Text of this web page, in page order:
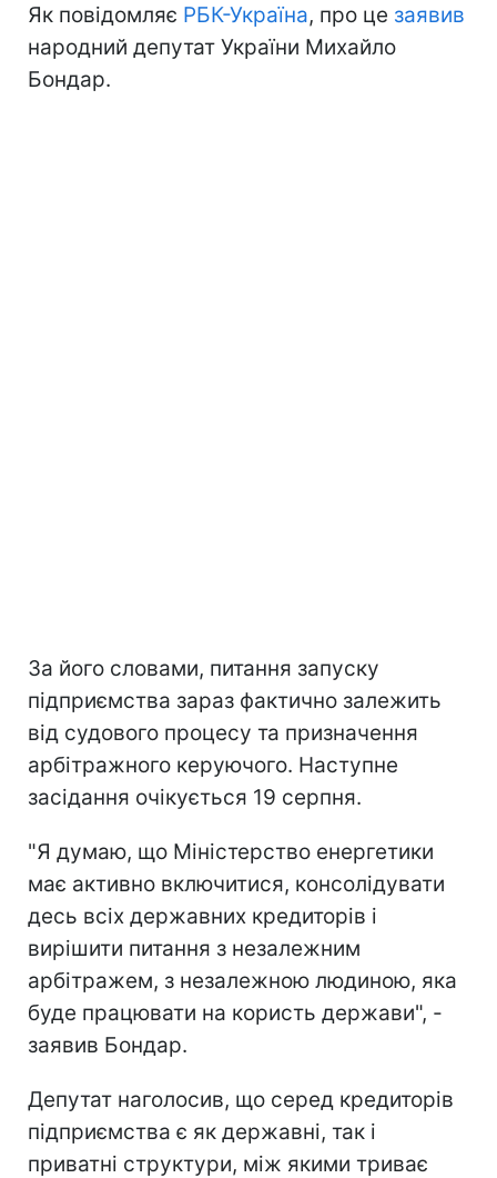
Як повідомляє РБК-Україна, про це заявив
народний депутат України Михайло
Бондар.
За його словами, питання запуску
підприємства зараз фактично залежить
від судового процесу та призначення
арбітражного керуючого. Наступне
засідання очікується 19 серпня.
"Я думаю, що Міністерство енергетики
має активно включитися, консолідувати
десь всіх державних кредиторів і
вирішити питання з незалежним
арбітражем, з незалежною людиною, яка
буде працювати на користь держави", -
заявив Бондар.
Депутат наголосив, що серед кредиторів
підприємства є як державні, так і
приватні структури, між якими триває